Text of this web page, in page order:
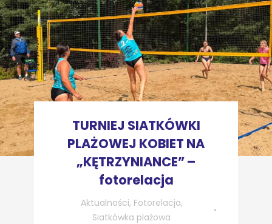
TURNIEJ SIATKÓWKI
PLAŻOWEJ KOBIET NA
„KĘTRZYNIANCE” –
fotorelacja
Aktualności, Fotorelacja,
Siatkówka plażowa